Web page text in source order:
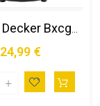
Black & Decker Bxcg150e Macina Caffé 150 W Nero
24,99 €